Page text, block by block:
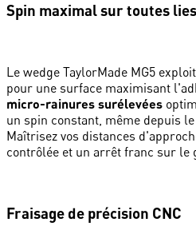
Spin maximal sur toutes lies
Le wedge TaylorMade MG5
pour une surface maximisant
micro-rainures surélevées
un spin constant, même depuis
Maîtrisez vos distances
contrôlée et un arrêt franc sur le
Fraisage de précision CNC